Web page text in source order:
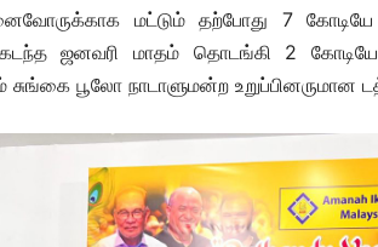
மட்டும் தற்போது 7 கோடியே
ஜனவரி மாதம் தொடங்கி 2 கோடியே
சுங்கை பூலோ நாடாளுமன்ற